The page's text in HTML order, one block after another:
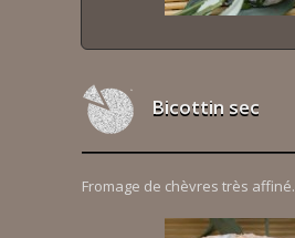
Bicottin sec
Fromage de chèvres très affiné.